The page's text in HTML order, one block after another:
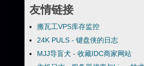
友情链接
搬瓦工VPS库存监控
24K PULS - 键盘侠的日志
MJJ导盲犬 - 收藏IDC商家网站